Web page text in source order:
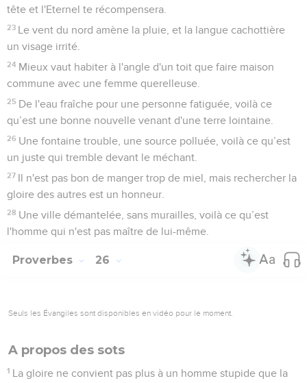
tête et l'Eternel te récompensera.
23 Le vent du nord amène la pluie, et la langue cachottière
un visage irrité.
24 Mieux vaut habiter à l'angle d'un toit que faire maison
commune avec une femme querelleuse.
25 De l'eau fraîche pour une personne fatiguée, voilà ce
qu’est une bonne nouvelle venant d'une terre lointaine.
26 Une fontaine trouble, une source polluée, voilà ce qu’est
un juste qui tremble devant le méchant.
27 Il n'est pas bon de manger trop de miel, mais rechercher la
gloire des autres est un honneur.
28 Une ville démantelée, sans murailles, voilà ce qu’est
l'homme qui n'est pas maître de lui-même.
Proverbes 26
Seuls les Évangiles sont disponibles en vidéo pour le moment.
A propos des sots
1 La gloire ne convient pas plus à un homme stupide que la